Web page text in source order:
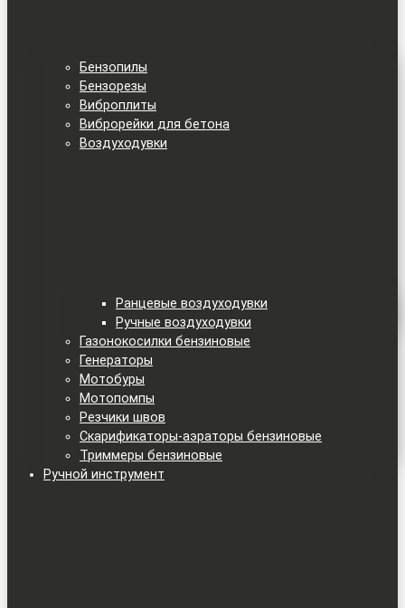
Бензопилы
Бензорезы
Виброплиты
Виброрейки для бетона
Воздуходувки
Ранцевые воздуходувки
Ручные воздуходувки
Газонокосилки бензиновые
Генераторы
Мотобуры
Мотопомпы
Резчики швов
Скарификаторы-аэраторы бензиновые
Триммеры бензиновые
Ручной инструмент